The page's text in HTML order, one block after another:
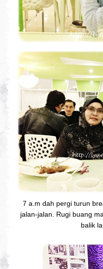
7 a.m dah pergi turun
jalan-jalan. Rugi buang
balik